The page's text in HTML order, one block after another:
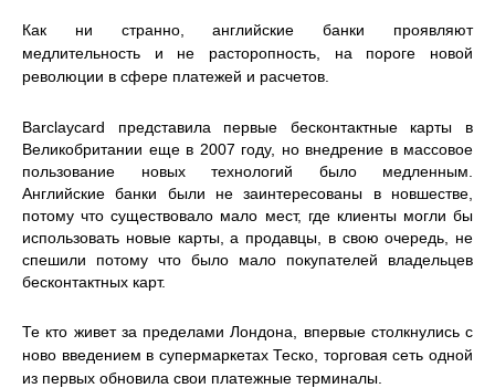
Как ни странно, английские банки проявляют
медлительность и не расторопность, на пороге новой
революции в сфере платежей и расчетов.
Barclaycard представила первые бесконтактные карты в
Великобритании еще в 2007 году, но внедрение в массовое
пользование новых технологий было медленным.
Английские банки были не заинтересованы в новшестве,
потому что существовало мало мест, где клиенты могли бы
использовать новые карты, а продавцы, в свою очередь, не
спешили потому что было мало покупателей владельцев
бесконтактных карт.
Те кто живет за пределами Лондона, впервые столкнулись с
ново введением в супермаркетах Теско, торговая сеть одной
из первых обновила свои платежные терминалы.